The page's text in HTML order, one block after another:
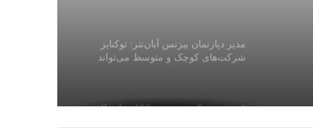
مدیر دپارتمان بیزنس آبان‌تتر: توکنایز
شرکت‌های کوچک و متوسط می‌تواند
قیمت بیت کوین به زیر 100 هزار دلار